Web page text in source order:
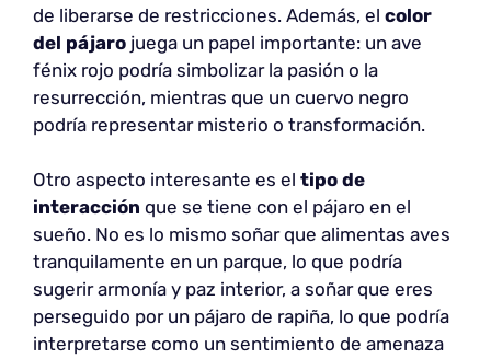
de liberarse de restricciones. Además, el color
del pájaro juega un papel importante: un ave
fénix rojo podría simbolizar la pasión o la
resurrección, mientras que un cuervo negro
podría representar misterio o transformación.
Otro aspecto interesante es el tipo de
interacción que se tiene con el pájaro en el
sueño. No es lo mismo soñar que alimentas aves
tranquilamente en un parque, lo que podría
sugerir armonía y paz interior, a soñar que eres
perseguido por un pájaro de rapiña, lo que podría
interpretarse como un sentimiento de amenaza